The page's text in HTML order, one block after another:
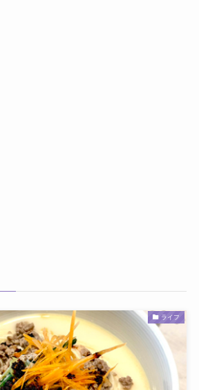
ライフ